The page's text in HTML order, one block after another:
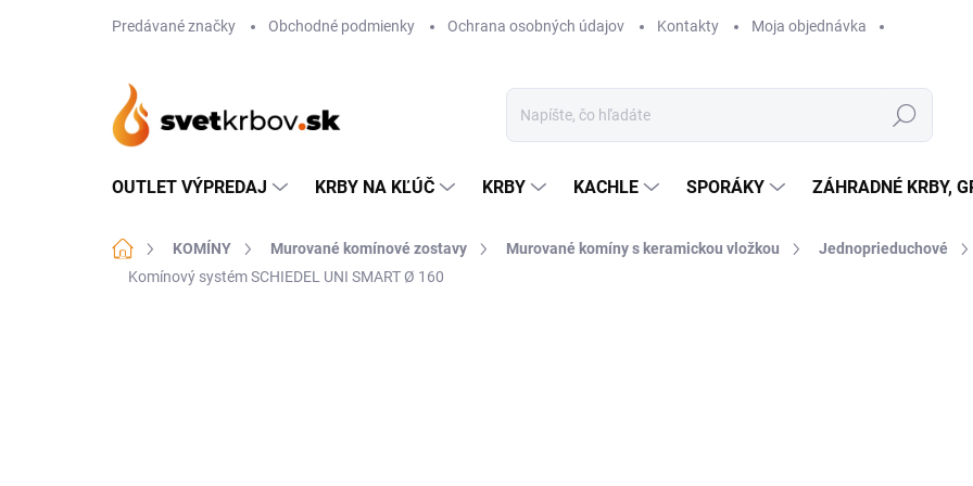
Predávané značky Obchodné podmienky Ochrana osobných údajov Kontakty Moja objednávka
Hľadať
OUTLET VÝPREDAJ KRBY NA KĽÚČ KRBY KACHLE SPORÁKY ZÁHRADNÉ KRBY,
DomovKOMÍNY Murované komínové zostavy Murované komíny s keramickou vložkou Jednoprieduchové
Komínový systém SCHIEDEL UNI SMART Ø 160